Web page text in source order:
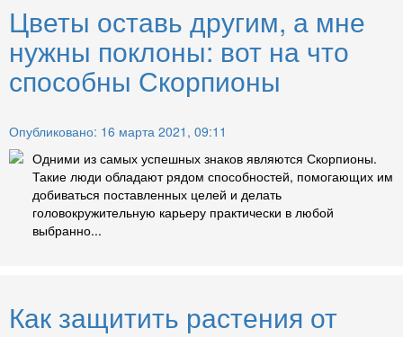
Цветы оставь другим, а мне
нужны поклоны: вот на что
способны Скорпионы
Опубликовано: 16 марта 2021, 09:11
Одними из самых успешных знаков являются Скорпионы.
Такие люди обладают рядом способностей, помогающих им
добиваться поставленных целей и делать
головокружительную карьеру практически в любой
выбранно...
Как защитить растения от